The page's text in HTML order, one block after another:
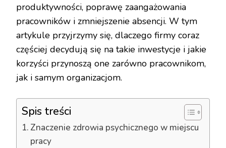
produktywności, poprawę zaangażowania
pracowników i zmniejszenie absencji. W tym
artykule przyjrzymy się, dlaczego firmy coraz
częściej decydują się na takie inwestycje i jakie
korzyści przynoszą one zarówno pracownikom,
jak i samym organizacjom.
Spis treści
Znaczenie zdrowia psychicznego w miejscu
pracy